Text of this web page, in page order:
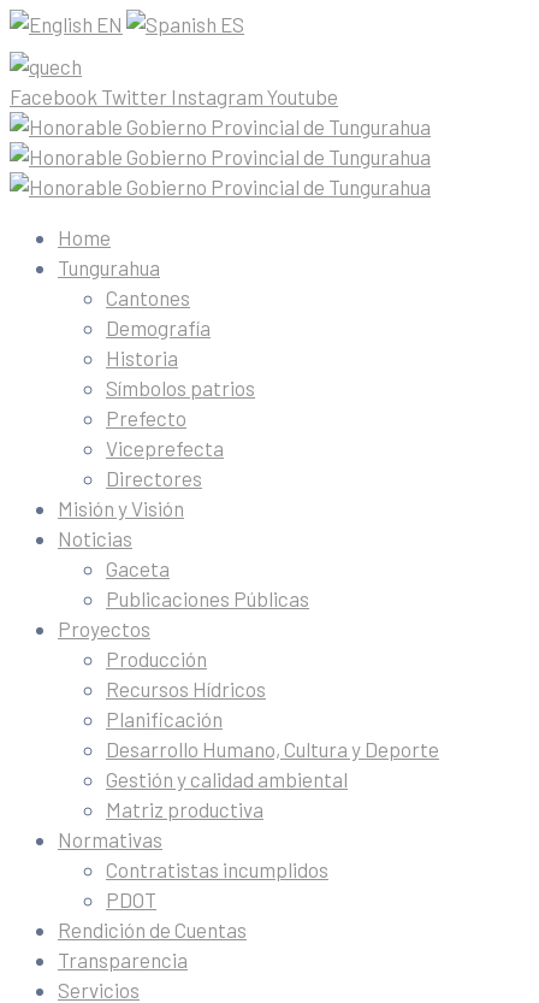
EN ES
Facebook Twitter Instagram Youtube
Home
Tungurahua
Cantones
Demografía
Historia
Símbolos patrios
Prefecto
Viceprefecta
Directores
Misión y Visión
Noticias
Gaceta
Publicaciones Públicas
Proyectos
Producción
Recursos Hídricos
Planificación
Desarrollo Humano, Cultura y Deporte
Gestión y calidad ambiental
Matriz productiva
Normativas
Contratistas incumplidos
PDOT
Rendición de Cuentas
Transparencia
Servicios